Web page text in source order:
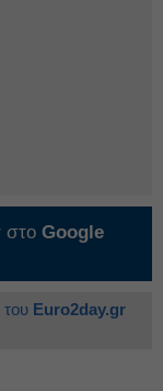
στο Google
του Euro2day.gr